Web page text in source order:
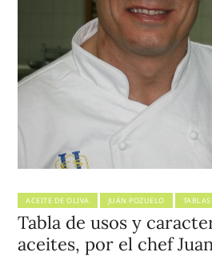
ACEITE DE OLIVA JUÁN POZUELO TABLAS
Tabla de usos y
aceites, por el chef